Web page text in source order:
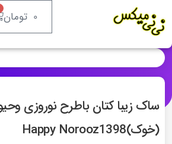
۰ تومان
ساک زیبا کتان باطرح نوروزی
(خوک)Happy Norooz1398